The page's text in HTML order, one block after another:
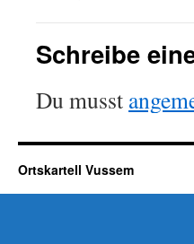
Schreibe
Du musst
Ortskartell Vussem